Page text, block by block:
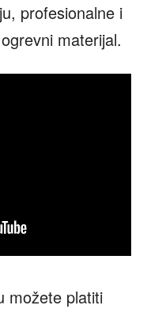
profesionalne i
materijal.
možete platiti